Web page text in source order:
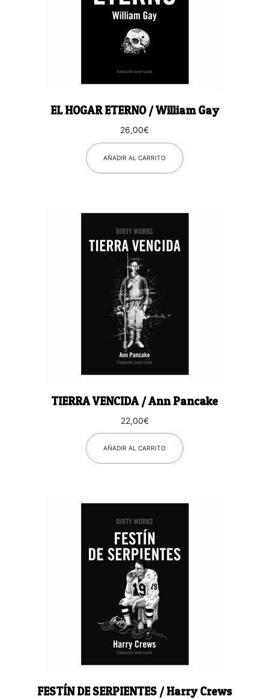
EL HOGAR ETERNO / William Gay
26,00€
AÑADIR AL CARRITO
TIERRA VENCIDA / Ann Pancake
22,00€
AÑADIR AL CARRITO
FESTÍN DE SERPIENTES / Harry Crews